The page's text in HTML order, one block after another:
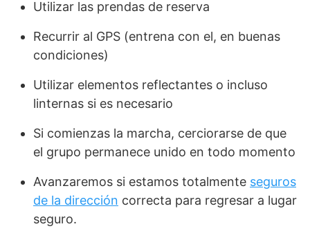
Utilizar las prendas de reserva
Recurrir al GPS (entrena con el, en buenas
condiciones)
Utilizar elementos reflectantes o incluso
linternas si es necesario
Si comienzas la marcha, cerciorarse de que
el grupo permanece unido en todo momento
Avanzaremos si estamos totalmente seguros
de la dirección correcta para regresar a lugar
seguro.